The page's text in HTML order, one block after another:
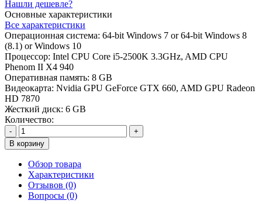
Нашли дешевле?
Основные характеристики
Все характеристики
Операционная система: 64-bit Windows 7 or 64-bit Windows 8
(8.1) or Windows 10
Процессор: Intel CPU Core i5-2500K 3.3GHz, AMD CPU
Phenom II X4 940
Оперативная память: 8 GB
Видеокарта: Nvidia GPU GeForce GTX 660, AMD GPU Radeon
HD 7870
Жесткий диск: 6 GB
Количество:
-
+
В корзину
Обзор товара
Характеристики
Отзывов (0)
Вопросы (0)